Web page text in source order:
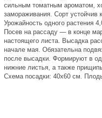
сильным томатным ароматом,
замораживания. Сорт устойчив
Урожайность одного растения
Посев на рассаду — в конце
настоящего листа. Высадка
начале мая. Обязательна
после высадки. Формируют в
нижние листья, а также
Схема посадки: 40х60 см.